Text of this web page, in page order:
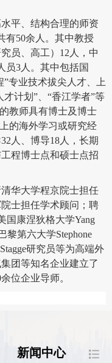
平、结构合理的师资
有50余人。其中教授
员、高工）12人，中
员3人。其中包括国
”专业技术拔尖人才、上
计划”、“香江学者”等
教师具有博士及博士
的海外学习或研究经
人、博导18人，长期
程博士点和硕士点招
华大学程京院士担任
士担任学术顾问；聘
国康涅狄格大学Yang
黎第六大学Stephone
研究员等为高端外
团等知名企业建立了
位企业导师。
新闻中心